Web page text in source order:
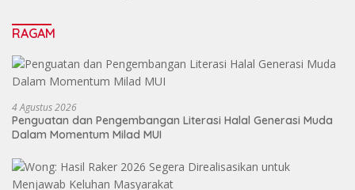
RAGAM
4 Agustus 2026
Penguatan dan Pengembangan Literasi Halal Generasi Muda
Dalam Momentum Milad MUI